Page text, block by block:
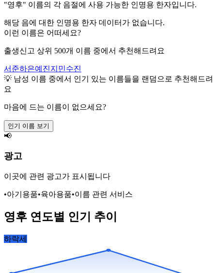
"영후" 이름의 각 음절에 사용 가능한 인명용 한자입니다.
해당 음에 대한 인명용 한자 데이터가 없습니다.
이런 이름은 어떠세요?
출생신고 상위 500개 이름 중에서 추천해드려요
서준하은예진지민수진
💡 남성 이름 중에서 인기 있는 이름들을 랜덤으로 추천해드려
요
마음에 드는 이름이 없으세요?
인기 이름 보기
📢
광고
이곳에 관련 광고가 표시됩니다
•아기용품•육아용품•이름 관련 서비스
영후 연도별 인기 추이
하락세